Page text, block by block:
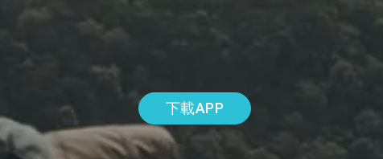
下載APP